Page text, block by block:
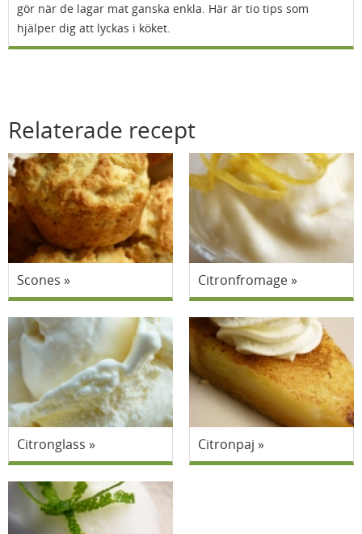
gör när de lagar mat ganska enkla. Här är tio tips som
hjälper dig att lyckas i köket.
Relaterade recept
Scones Citronfromage
Citronglass Citronpaj